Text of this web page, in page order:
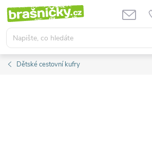
Přejít
obsah
Dětské cestovní kufry